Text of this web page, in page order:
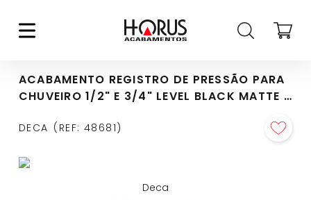
ACABAMENTO REGISTRO DE PRESSÃO PARA
CHUVEIRO 1/2" E 3/4" LEVEL BLACK MATTE -
DECA REF: 48681
Deca